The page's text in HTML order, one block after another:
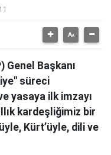
Başkanı
süreci
yasaya ilk imzayı
kardeşliğimiz bir
Kürt’üyle, dili ve